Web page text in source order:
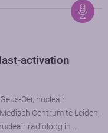
activation
Oei, nucleair
Centrum te Leiden,
radioloog in …